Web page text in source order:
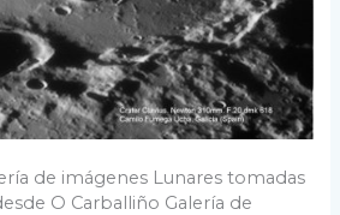
de imágenes Lunares tomadas
O Carballiño Galería de